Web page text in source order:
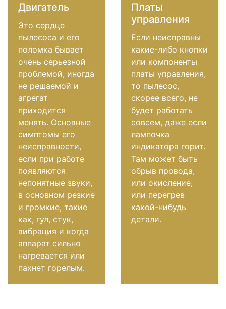
Двигатель
Это сердце
пылесоса и его
поломка бывает
очень серьезной
проблемой, иногда
не решаемой и
агрегат
приходится
менять. Основные
симптомы его
неисправности,
если при работе
появляются
непонятные звуки,
в основном резкие
и громкие, такие
как, гул, стук,
вибрация и когда
аппарат сильно
нагревается или
пахнет горелым.
Платы
управления
Если неисправны
какие-либо кнопки
или компоненты
платы управления,
то пылесос,
скорее всего, не
будет работать
совсем, даже если
лампочка
индикатора горит.
Там может быть
обрыв провода,
или окисление,
или перегрев
какой-нибудь
детали.